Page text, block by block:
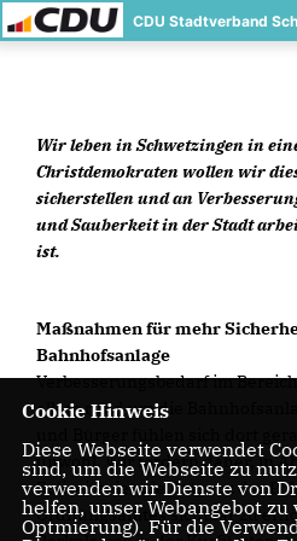
CDU Stadtverband
Wir leben in Schwetzingen in
Christdemokraten wollen wir
sicherstellen und an
und Sauberkeit in der Stadt
ist.
Maßnahmen für mehr
Bahnhofsanlage
Verbesserungsbedarf im
allem rund um die
unwohl. Wir fordern daher, in
Polizeirevier die Präsenz der
Ordnungsamtes sichtbar zu
Cookie Hinweis
Diese Webseite verwendet
sind, um die Webseite zu
verwenden wir Dienste von
helfen, unser Webangebot
Optmierung). Für die